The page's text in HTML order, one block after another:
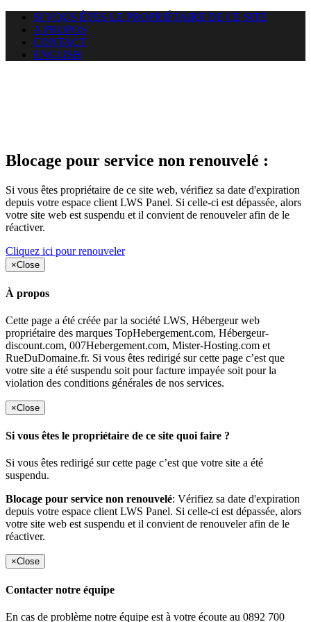
SI VOUS ÊTES LE PROPRIÉTAIRE DE CE SITE
A PROPOS
CONTACT
ENGLISH
Blocage pour service non renouvelé :
Si vous êtes propriétaire de ce site web, vérifiez sa date d'expiration
depuis votre espace client LWS Panel. Si celle-ci est dépassée, alors
votre site web est suspendu et il convient de renouveler afin de le
réactiver.
Cliquez ici pour renouveler
×Close
À propos
Cette page a été créée par la société LWS, Hébergeur web
propriétaire des marques TopHebergement.com, Hébergeur-
discount.com, 007Hebergement.com, Mister-Hosting.com et
RueDuDomaine.fr. Si vous êtes redirigé sur cette page c’est que
votre site a été suspendu soit pour facture impayée soit pour la
violation des conditions générales de nos services.
×Close
Si vous êtes le propriétaire de ce site quoi faire ?
Si vous êtes redirigé sur cette page c’est que votre site a été
suspendu.
Blocage pour service non renouvelé: Vérifiez sa date d'expiration
depuis votre espace client LWS Panel. Si celle-ci est dépassée, alors
votre site web est suspendu et il convient de renouveler afin de le
réactiver.
×Close
Contacter notre équipe
En cas de problème notre équipe est à votre écoute au 0892 700